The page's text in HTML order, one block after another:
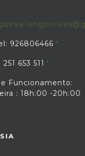
926806466
653 511
Funcionamento:
: 18h:00 -20h:00